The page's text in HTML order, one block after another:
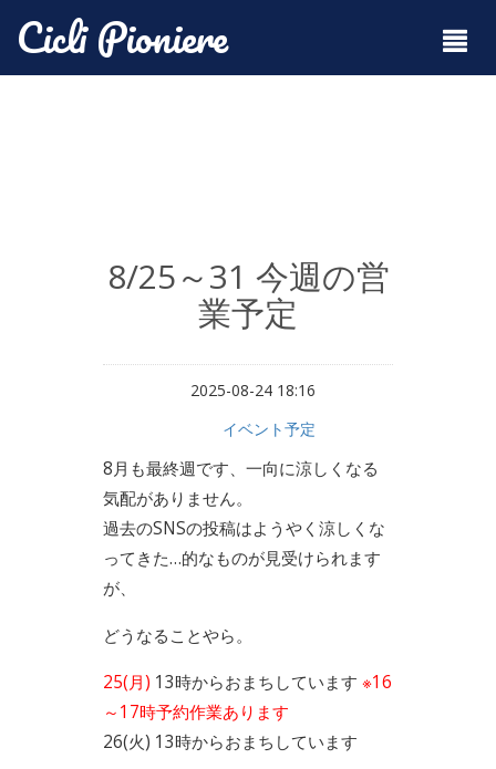
Cicli Pioniere
8/25～31 今週の営
業予定
2025-08-24 18:16
イベント予定
8月も最終週です、一向に涼しくなる
気配がありません。
過去のSNSの投稿はようやく涼しくな
ってきた…的なものが見受けられます
が、
どうなることやら。
25(月) 13時からおまちしています ※16
～17時予約作業あります
26(火) 13時からおまちしています